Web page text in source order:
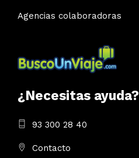
Agencias colaboradoras
¿Necesitas ayuda?
93 300 28 40
Contacto